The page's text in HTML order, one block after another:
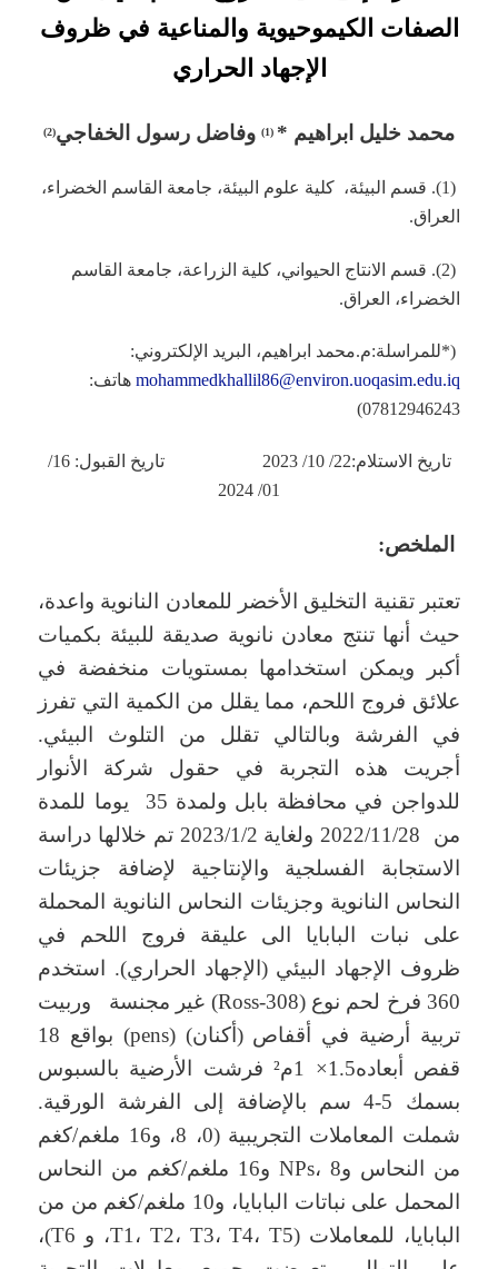
الصفات الكيموحيوية والمناعية في ظروف
الإجهاد الحراري
محمد خليل ابراهيم *
(1) وفاضل رسول الخفاجي(
2
)
(1). قسم البيئة، كلية علوم البيئة، جامعة القاسم الخضراء،
العراق.
(2). قسم الانتاج الحيواني، كلية الزراعة، جامعة القاسم
الخضراء، العراق.
(*للمراسلة:م.محمد ابراهيم، البريد الإلكتروني:
mohammedkhallil86@environ.uoqasim.edu.iq هاتف:
07812946243)
تاريخ الاستلام:22/ 10/ 2023 تاريخ القبول: 16/
01/ 2024
الملخص:
تعتبر تقنية التخليق الأخضر للمعادن النانوية واعدة،
حيث أنها تنتج معادن نانوية صديقة للبيئة بكميات
أكبر ويمكن استخدامها بمستويات منخفضة في
علائق فروج اللحم، مما يقلل من الكمية التي تفرز
في الفرشة وبالتالي تقلل من التلوث البيئي.
أجريت هذه التجربة في حقول شركة الأنوار
للدواجن في محافظة بابل ولمدة 35 يوما للمدة
من 2022/11/28 ولغاية 2023/1/2 تم خلالها دراسة
الاستجابة الفسلجية والإنتاجية لإضافة جزيئات
النحاس النانوية وجزيئات النحاس النانوية المحملة
على نبات البابايا الى عليقة فروج اللحم في
ظروف الإجهاد البيئي (الإجهاد الحراري). استخدم
360 فرخ لحم نوع (Ross-308) غير مجنسة وربيت
تربية أرضية في أقفاص (أكنان) (pens) بواقع 18
قفص أبعاده1.5× 1م² فرشت الأرضية بالسبوس
بسمك 5-4 سم بالإضافة إلى الفرشة الورقية.
شملت المعاملات التجريبية (0، 8، و16 ملغم/كغم
من النحاس وNPs، 8 و16 ملغم/كغم من النحاس
المحمل على نباتات البابايا، و10 ملغم/كغم من من
البابايا، للمعاملات (T1، T2، T3، T4، T5، و T6)،